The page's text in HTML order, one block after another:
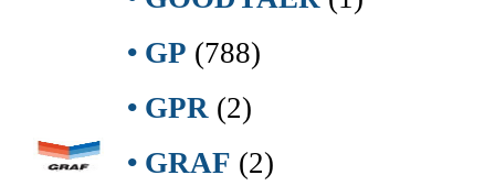
• GP (788)
• GPR (2)
• GRAF (2)